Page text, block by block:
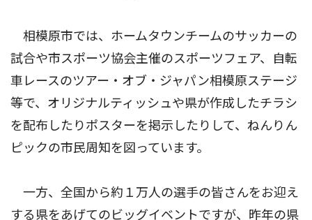
相模原市では、ホームタウンチームのサッカーの
試合や市スポーツ協会主催のスポーツフェア、自転
車レースのツアー・オブ・ジャパン相模原ステージ
等で、オリジナルティッシュや県が作成したチラシ
を配布したりポスターを掲示したりして、ねんりん
ピックの市民周知を図っています。
一方、全国から約１万人の選手の皆さんをお迎え
する県をあげてのビッグイベントですが、昨年の県